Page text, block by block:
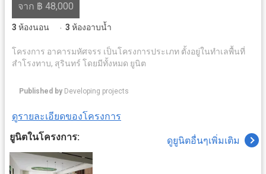
จาก ฿ 48,000
3 ห้องนอน · 3 ห้องอาบน้ำ
โครงการ อาคารมหัศจรร เป็นโครงการประเภท ตั้งอยู่ในทำเลพื้นที่
สำโรงทาบ, สุรินทร์ โดยมีทั้งหมด ยูนิต
Published by Developing projects
ดูรายละเอียดของโครงการ
ยูนิตในโครงการ:
ดูยูนิตอื่นๆเพิ่มเติม